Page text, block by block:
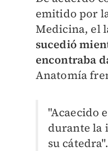
emitido por
Medicina, el
sucedió
encontraba
Anatomía
"Acaecido
durante la
su cátedra".